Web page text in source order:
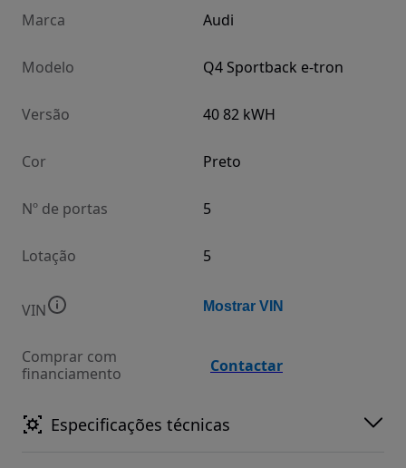
Marca Audi
Modelo Q4 Sportback e-tron
Versão 40 82 kWH
Cor Preto
Nº de portas 5
Lotação 5
VIN Mostrar VIN
Comprar com
financiamento
Contactar
Especificações técnicas